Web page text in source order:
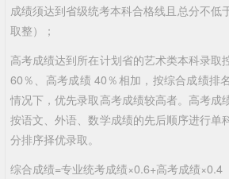
成绩须达到省级统考本科合格线且总分不低
取整）；
高考成绩达到所在计划省的艺术类本科录取
60％、高考成绩 40％相加，按综合成绩排
情况下，优先录取高考成绩较高者。高考成
按语文、外语、数学成绩的先后顺序进行单
分排序择优录取。
综合成绩=专业统考成绩×0.6+高考成绩×0.4